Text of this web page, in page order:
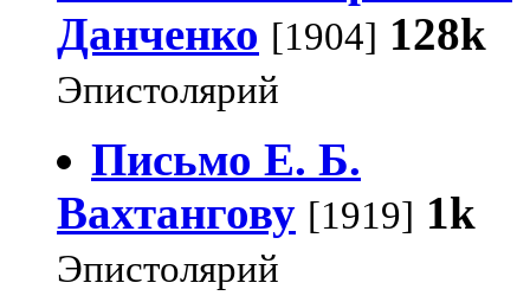
Данченко [1904] 128k
Эпистолярий
Письмо Е. Б.
Вахтангову [1919] 1k
Эпистолярий